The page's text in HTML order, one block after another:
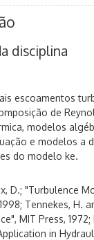
disciplina
escoamentos
de
modelos
e modelos a
do modelo ke.
D.; "Turbulence
Tennekes, H.
MIT Press,
in